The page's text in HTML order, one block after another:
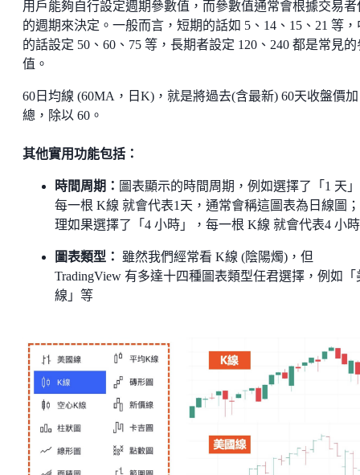
用戶能夠自行設定週期參數值，而參數值通常會根據交易者
的週期來決定。一般而言，短期的話如 5、14、15、21 等，
的話設定 50、60、75 等，長期者設定 120、240 都是常見
值。
60日均線 (60MA，日K)，就是將過去(含最新) 60天收盤價加
總，除以 60。
其他實用功能包括：
時間周期： 圖表顯示的時間周期，例如選擇了「1 天
每一根 K線 就會代表1天，通常會稱這圖表為日線圖
理如果選擇了「4 小時」，每一根 K線 就會代表4 小時
圖表類型：
雖然我們經常看 K線 (陰陽燭)，但
TradingView 有多達十四種圖表類型任君選擇，例如「
線」等